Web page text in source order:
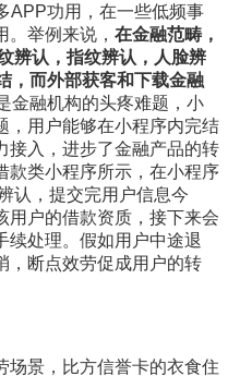
APP功用，在一些低频事
举例来说， 在金融范畴，
辨认，指纹辨认，人脸辨
，而外部获客和下载金融
金融机构的头疼难题，小
，用户能够在小程序内完结
接入，进步了金融产品的转
款类小程序所示，在小程序
认，提交完用户信息今
用户的借款资质，接下来会
续处理。假如用户中途退
，断点效劳促成用户的转
场景，比方信誉卡的衣食住